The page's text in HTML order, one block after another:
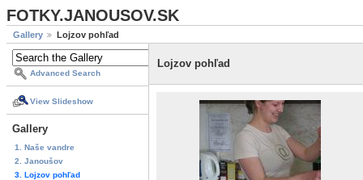
FOTKY.JANOUSOV.SK
Gallery Lojzov pohľad
Advanced Search
View Slideshow
Gallery
1. Naše vandre
2. Janoušov
3. Lojzov pohľad
Lojzov pohľad